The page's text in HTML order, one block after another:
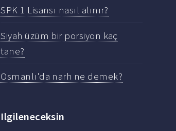
SPK 1 Lisansı nasıl alınır?
Siyah üzüm bir porsiyon kaç
tane?
Osmanlı'da narh ne demek?
Ilgileneceksin